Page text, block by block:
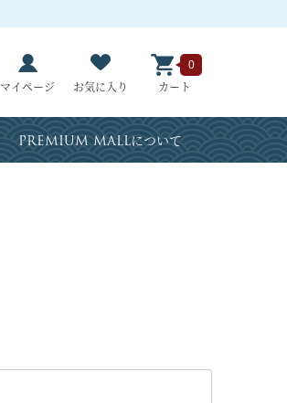
マイページ お気に入り カート
0
PREMIUM MALLについて